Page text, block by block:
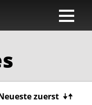
zuerst